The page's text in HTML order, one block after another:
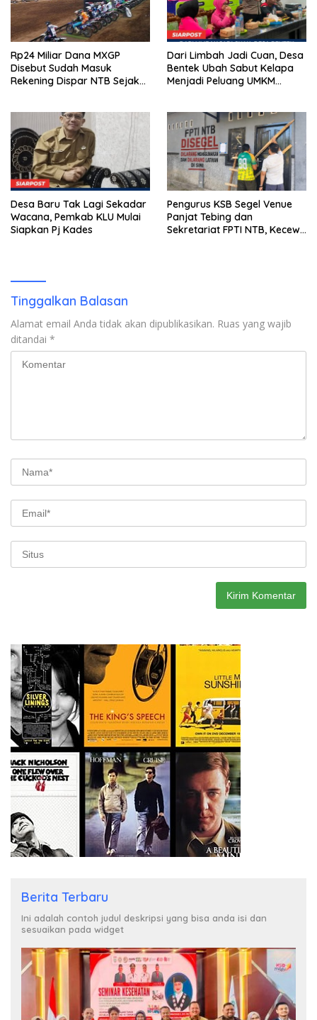
Rp24 Miliar Dana MXGP
Disebut Sudah Masuk
Rekening Dispar NTB Sejak
Dari Limbah Jadi Cuan, Desa
Bentek Ubah Sabut Kelapa
Menjadi Peluang UMKM
Desa Baru Tak Lagi Sekadar
Wacana, Pemkab KLU Mulai
Siapkan Pj Kades
Pengurus KSB Segel Venue
Panjat Tebing dan
Sekretariat FPTI NTB, Kecewa
Tinggalkan Balasan
Alamat email Anda tidak akan dipublikasikan. Ruas yang wajib
ditandai *
Berita Terbaru
Ini adalah contoh judul deskripsi yang bisa anda isi dan
sesuaikan pada widget